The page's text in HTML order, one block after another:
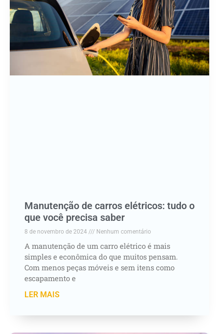
Manutenção de carros elétricos: tudo o
que você precisa saber
8 de novembro de 2024 Nenhum comentário
A manutenção de um carro elétrico é mais
simples e econômica do que muitos pensam.
Com menos peças móveis e sem itens como
escapamento e
LER MAIS